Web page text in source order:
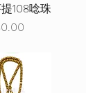
108唸珠